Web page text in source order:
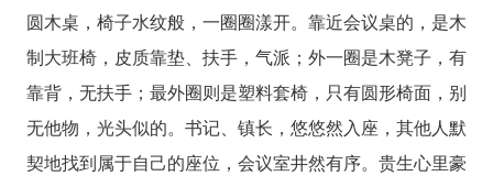
圆木桌，椅子水纹般，一圈圈漾开。靠近会议桌的，是木
制大班椅，皮质靠垫、扶手，气派；外一圈是木凳子，有
靠背，无扶手；最外圈则是塑料套椅，只有圆形椅面，别
无他物，光头似的。书记、镇长，悠悠然入座，其他人默
契地找到属于自己的座位，会议室井然有序。贵生心里豪